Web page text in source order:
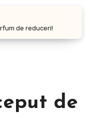
de reduceri!
de